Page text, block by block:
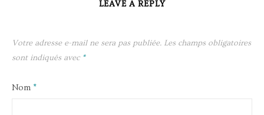
LEAVE A REPLY
Votre adresse e-mail ne sera pas publiée. Les champs obligatoires
sont indiqués avec *
Nom *